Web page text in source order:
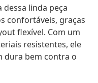
linda peça
confortáveis, graças
flexível. Com um
resistentes, ele
dura bem contra o